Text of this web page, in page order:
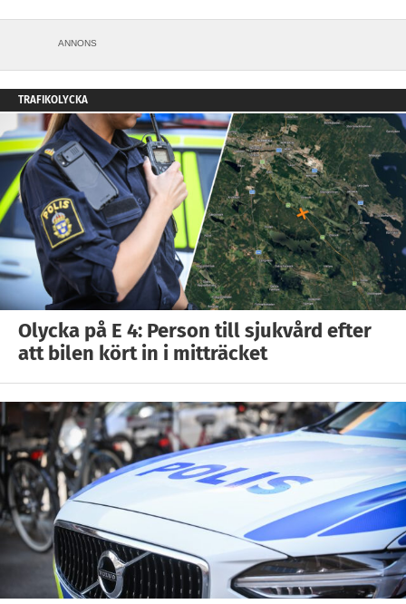
ANNONS
TRAFIKOLYCKA
Olycka på E 4: Person till sjukvård efter
att bilen kört in i mitträcket